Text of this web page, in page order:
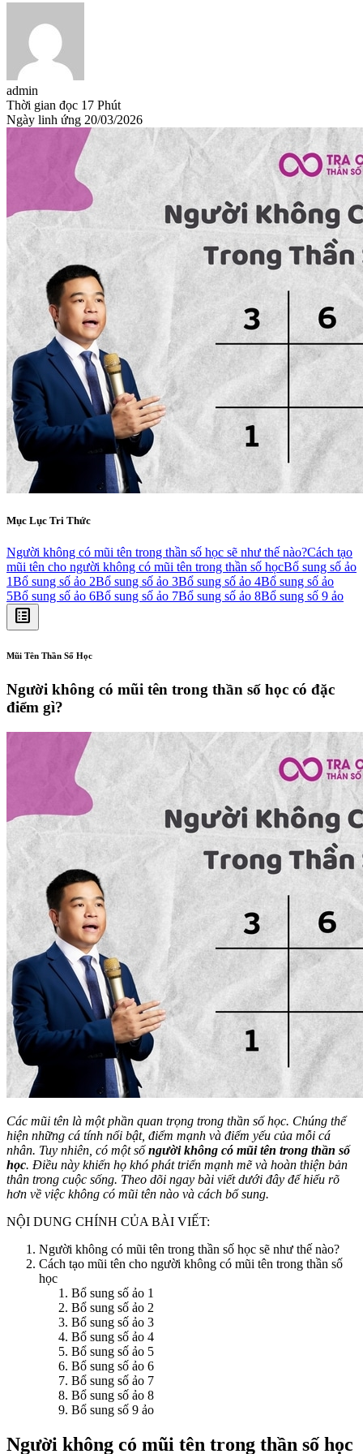
admin
Thời gian đọc 17 Phút
Ngày linh ứng 20/03/2026
Mục Lục Tri Thức
Người không có mũi tên trong thần số học sẽ như thế nào?Cách tạo
mũi tên cho người không có mũi tên trong thần số họcBổ sung số ảo
1Bổ sung số ảo 2Bổ sung số ảo 3Bổ sung số ảo 4Bổ sung số ảo
5Bổ sung số ảo 6Bổ sung số ảo 7Bổ sung số ảo 8Bổ sung số 9 ảo
list_alt
Mũi Tên Thần Số Học
Người không có mũi tên trong thần số học có đặc
điểm gì?
Các mũi tên là một phần quan trọng trong thần số học. Chúng thể
hiện những cá tính nổi bật, điểm mạnh và điểm yếu của mỗi cá
nhân. Tuy nhiên, có một sốngười không có mũi tên trong thần số
học. Điều này khiến họ khó phát triển mạnh mẽ và hoàn thiện bản
thân trong cuộc sống. Theo dõi ngay bài viết dưới đây để hiểu rõ
hơn về việc không có mũi tên nào và cách bổ sung.
NỘI DUNG CHÍNH CỦA BÀI VIẾT:
Người không có mũi tên trong thần số học sẽ như thế nào?
Cách tạo mũi tên cho người không có mũi tên trong thần số
học
Bổ sung số ảo 1
Bổ sung số ảo 2
Bổ sung số ảo 3
Bổ sung số ảo 4
Bổ sung số ảo 5
Bổ sung số ảo 6
Bổ sung số ảo 7
Bổ sung số ảo 8
Bổ sung số 9 ảo
Người không có mũi tên trong thần số học